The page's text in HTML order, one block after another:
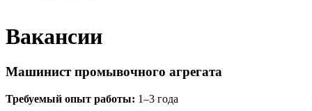
Вакансии
Машинист промывочного агрегата
Требуемый опыт работы: 1–3 года